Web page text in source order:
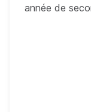
année de